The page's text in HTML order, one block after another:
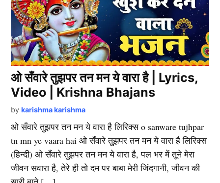
ओ सँवारे तुझपर तन मन ये वारा है | Lyrics,
Video | Krishna Bhajans
by karishma karishma
ओ सँवारे तुझपर तन मन ये वारा है लिरिक्स o sanware tujhpar
tn mn ye vaara hai ओ सँवारे तुझपर तन मन ये वारा है लिरिक्स
(हिन्दी) ओ सँवारे तुझपर तन मन ये वारा है, पल भर में तूने मेरा
जीवन सवारा है, तेरे ही तो दम पर बाबा मेरी जिंदगानी, जीवन की